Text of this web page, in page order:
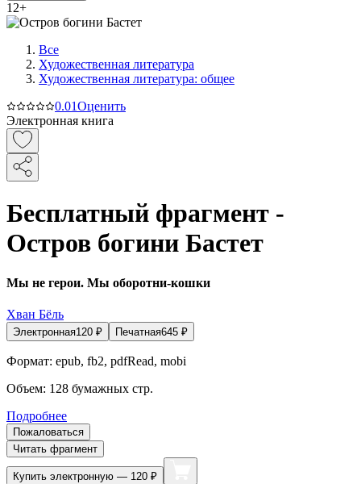
12+
Все
Художественная литература
Художественная литература: общее
0.01Оценить
Электронная книга
Бесплатный фрагмент -
Остров богини Бастет
Мы не герои. Мы оборотни-кошки
Хван Бёль
Электронная120 ₽ Печатная645 ₽
Формат: epub, fb2, pdfRead, mobi
Объем: 128 бумажных стр.
Подробнее
Пожаловаться
Читать фрагмент
Купить электронную — 120 ₽